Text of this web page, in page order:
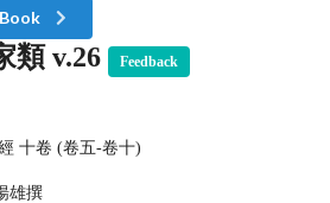
類 v.26 Feedback
十卷 (卷五-卷十)
雄撰